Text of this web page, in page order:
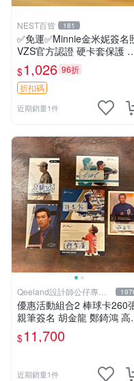
NEST百貨 181
✅免運✅Minnie金米妮簽名
VZS官方認證 硬卡套保護
物拍攝 現貨速發 追星禮物 粉
絲珍藏 品相完好 非誠勿擾
$1,026 96折
折扣碼
近期銷量1件
Qeeland設計師公仔專賣
店
優惠活動組合2 棒球卡260
親筆簽名 胡金龍 鄭錡鴻 高
輝/羅國輝 蔣智賢 不議價不拆
賣
$11,700
近期銷量1件